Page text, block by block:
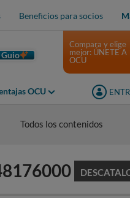
Beneficios para socios
Guio
OCU
Compara y elige
mejor: ÚNETE A
OCU
Todos los contenidos